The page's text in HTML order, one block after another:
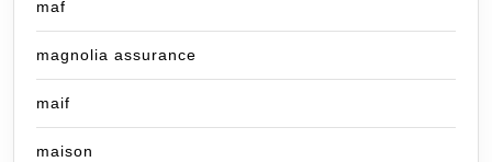
maf
magnolia assurance
maif
maison